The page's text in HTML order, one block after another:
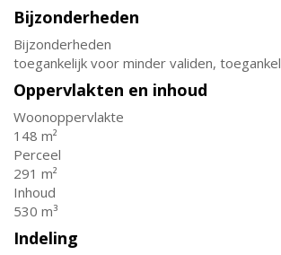
Bijzonderheden
Bijzonderheden
toegankelijk voor minder validen,
Oppervlakten en inhoud
Woonoppervlakte
148 m²
Perceel
291 m²
Inhoud
530 m³
Indeling